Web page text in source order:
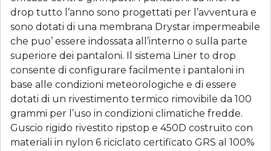
drop tutto l’anno sono progettati per l’avventura e
sono dotati di una membrana Drystar impermeabile
che puo’ essere indossata all’interno o sulla parte
superiore dei pantaloni. Il sistema Liner to drop
consente di configurare facilmente i pantaloni in
base alle condizioni meteorologiche e di essere
dotati di un rivestimento termico rimovibile da 100
grammi per l’uso in condizioni climatiche fredde.
Guscio rigido rivestito ripstop e 450D costruito con
materiali in nylon 6 riciclato certificato GRS al 100%